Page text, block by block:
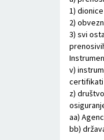
1)
2)
3) svi
v)
certifikati
z)
aa)
bb)